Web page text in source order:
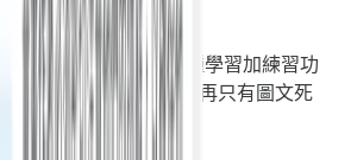
演算法、App 內的各種學習加練習功
數位學習體驗。學習不再只有圖文死
更能聰明學習